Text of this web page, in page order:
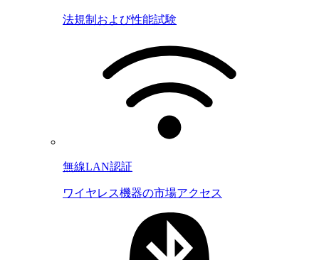
法規制および性能試験
無線LAN認証
ワイヤレス機器の市場アクセス